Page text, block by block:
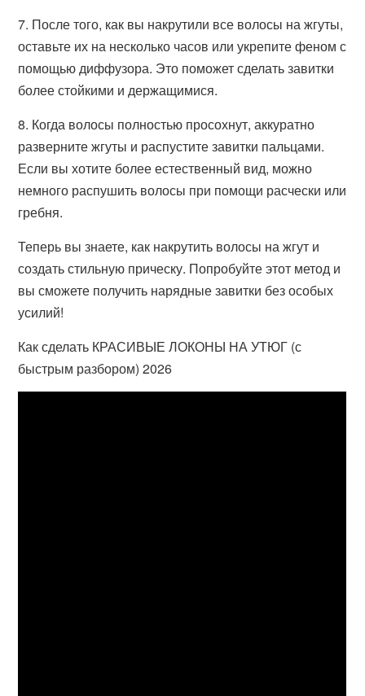
7. После того, как вы накрутили все волосы на жгуты,
оставьте их на несколько часов или укрепите феном с
помощью диффузора. Это поможет сделать завитки
более стойкими и держащимися.
8. Когда волосы полностью просохнут, аккуратно
разверните жгуты и распустите завитки пальцами.
Если вы хотите более естественный вид, можно
немного распушить волосы при помощи расчески или
гребня.
Теперь вы знаете, как накрутить волосы на жгут и
создать стильную прическу. Попробуйте этот метод и
вы сможете получить нарядные завитки без особых
усилий!
Как сделать КРАСИВЫЕ ЛОКОНЫ НА УТЮГ (с
быстрым разбором) 2026